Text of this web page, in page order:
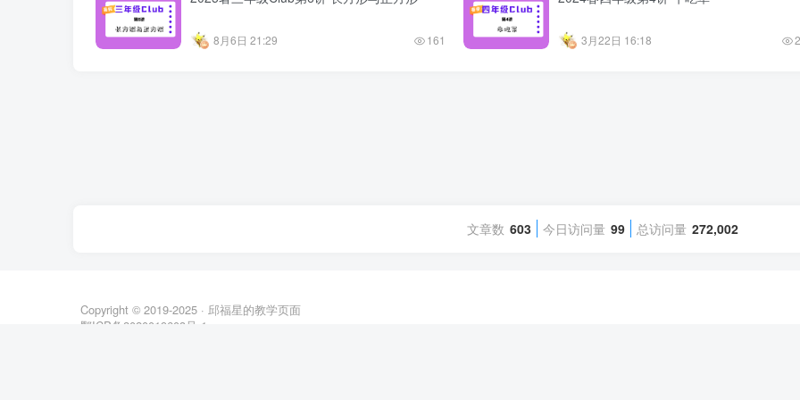
8月6日 21:29 161 3月22日 16:18
文章数 603 今日访问量 99 总访问量 272,002
Copyright © 2019-2025 · 邱福星的教学页面
鄂ICP备2020019603号-1